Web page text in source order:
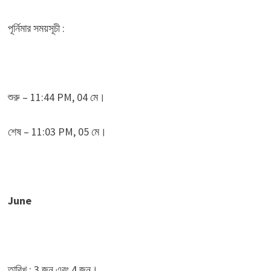
পূর্নিমার সময়সূচী :
শুরু – 11:44 PM, 04 মে।
শেষ – 11:03 PM, 05 মে।
June